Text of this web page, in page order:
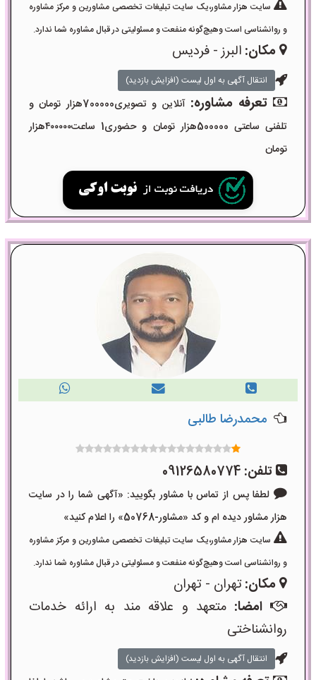
سایت هزار مشاور،یک سایت تبلیغات تخصصی مشاورین و مرکز مشاوره
و روانشناسی است وهیچ‌گونه منفعت و مسئولیتی در قبال مشاوره شما ندارد.
مکان: البرز - فردیس
انتقال آگهی به اول لیست (افزایش بازدید)
تعرفه مشاوره:
آنلاین و تصویری700000هزار تومان و
تلفنی ساعتی 500000هزار تومان و حضوری1 ساعت۴۰۰۰۰۰هزار
تومان
محمدرضا طالبی
تلفن: 09126580774
لطفا پس از تماس با مشاور بگویید: «آگهی شما را در سایت
هزار مشاور دیده ام و کد «مشاور-50768» را اعلام کنید»
سایت هزار مشاور،یک سایت تبلیغات تخصصی مشاورین و مرکز مشاوره
و روانشناسی است وهیچ‌گونه منفعت و مسئولیتی در قبال مشاوره شما ندارد.
مکان:تهران - تهران
امضا: متعهد و علاقه مند به ارائه خدمات
روانشناختی
انتقال آگهی به اول لیست (افزایش بازدید)